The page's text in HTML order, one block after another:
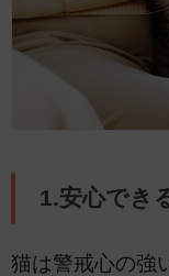
1.安心でき
猫は警戒心の強